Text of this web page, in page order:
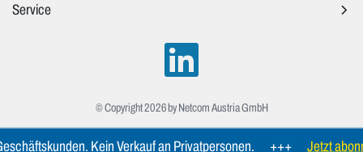
Service
© Copyright 2026 by Netcom Austria GmbH
Kein Verkauf an Privatpersonen. +++ Jetzt